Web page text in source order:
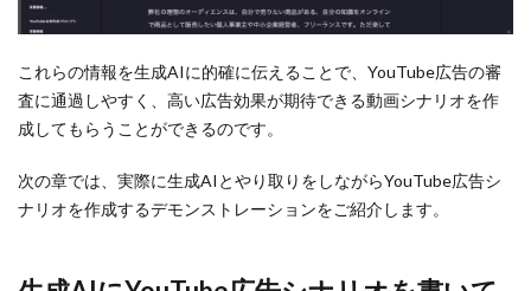
これらの情報を生成AIに的確に伝えることで、YouTube広告の審
査に通過しやすく、高い広告効果が期待できる動画シナリオを作
成してもらうことができるのです。
次の章では、実際に生成AIとやり取りをしながらYouTube広告シ
ナリオを作成するデモンストレーションをご紹介します。